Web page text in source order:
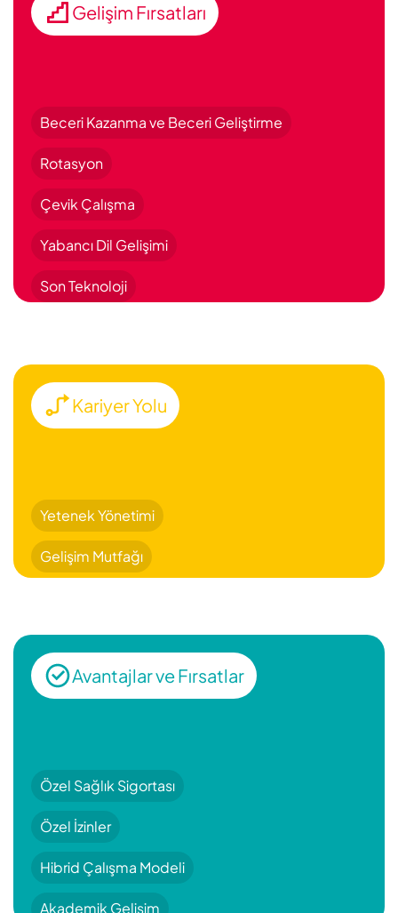
Gelişim Fırsatları
Beceri Kazanma ve Beceri Geliştirme
Rotasyon
Çevik Çalışma
Yabancı Dil Gelişimi
Son Teknoloji
Kariyer Yolu
Yetenek Yönetimi
Gelişim Mutfağı
Avantajlar ve Fırsatlar
Özel Sağlık Sigortası
Özel İzinler
Hibrid Çalışma Modeli
Akademik Gelişim